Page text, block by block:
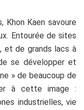
Khon Kaen savoure
Entourée de sites
et de grands lacs à
se développer et
» de beaucoup de
à cette image :
industrielles, vie